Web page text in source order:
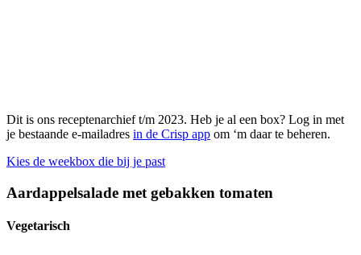
Dit is ons receptenarchief t/m 2023. Heb je al een box? Log in met
je bestaande e-mailadres in de Crisp app om ‘m daar te beheren.
Kies de weekbox die bij je past
Aardappelsalade met gebakken tomaten
Vegetarisch